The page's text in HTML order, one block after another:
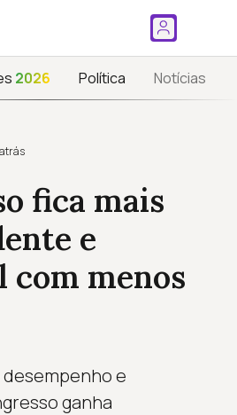
2026 Política Notícias
fica mais
e
com menos
e
ganha